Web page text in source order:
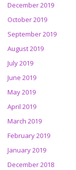
December 2019
October 2019
September 2019
August 2019
July 2019
June 2019
May 2019
April 2019
March 2019
February 2019
January 2019
December 2018